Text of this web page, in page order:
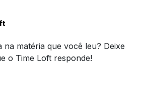
na matéria que você leu? Deixe
o Time Loft responde!